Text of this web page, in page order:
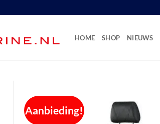
HOME SHOP NIEUWS
Aanbieding!